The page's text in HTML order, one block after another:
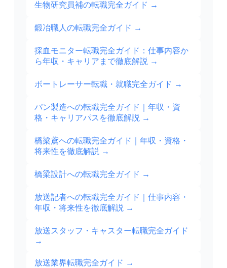
生物研究員補の転職完全ガイド →
鍛冶職人の転職完全ガイド →
採血モニター転職完全ガイド：仕事内容か
ら年収・キャリアまで徹底解説 →
ボートレーサー転職・就職完全ガイド →
パン製造への転職完全ガイド｜年収・資
格・キャリアパスを徹底解説 →
橋梁鳶への転職完全ガイド｜年収・資格・
将来性を徹底解説 →
橋梁設計への転職完全ガイド →
放送記者への転職完全ガイド｜仕事内容・
年収・将来性を徹底解説 →
放送スタッフ・キャスター転職完全ガイド
→
放送業界転職完全ガイド →